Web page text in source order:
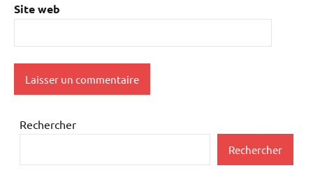
Site web
Rechercher
Rechercher